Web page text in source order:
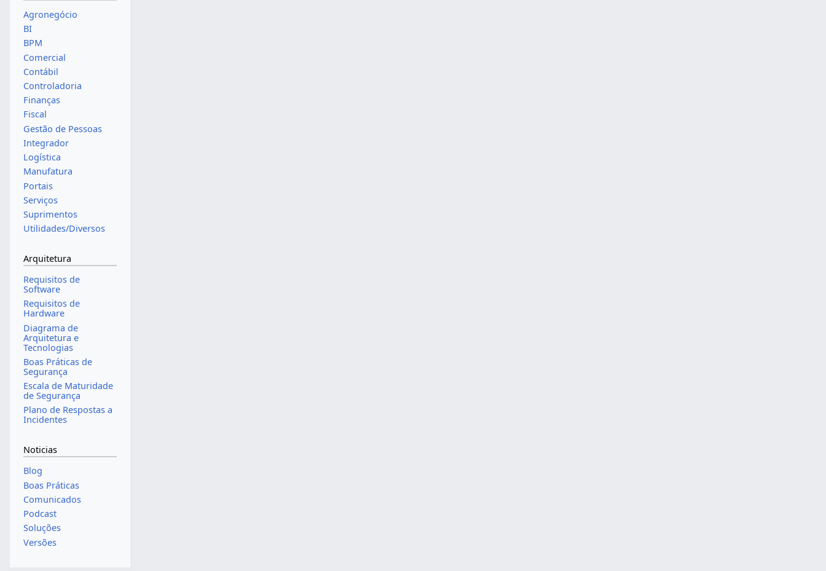
Agronegócio
BI
BPM
Comercial
Contábil
Controladoria
Finanças
Fiscal
Gestão de Pessoas
Integrador
Logística
Manufatura
Portais
Serviços
Suprimentos
Utilidades/Diversos
Arquitetura
Requisitos de
Software
Requisitos de
Hardware
Diagrama de
Arquitetura e
Tecnologias
Boas Práticas de
Segurança
Escala de Maturidade
de Segurança
Plano de Respostas a
Incidentes
Noticias
Blog
Boas Práticas
Comunicados
Podcast
Soluções
Versões